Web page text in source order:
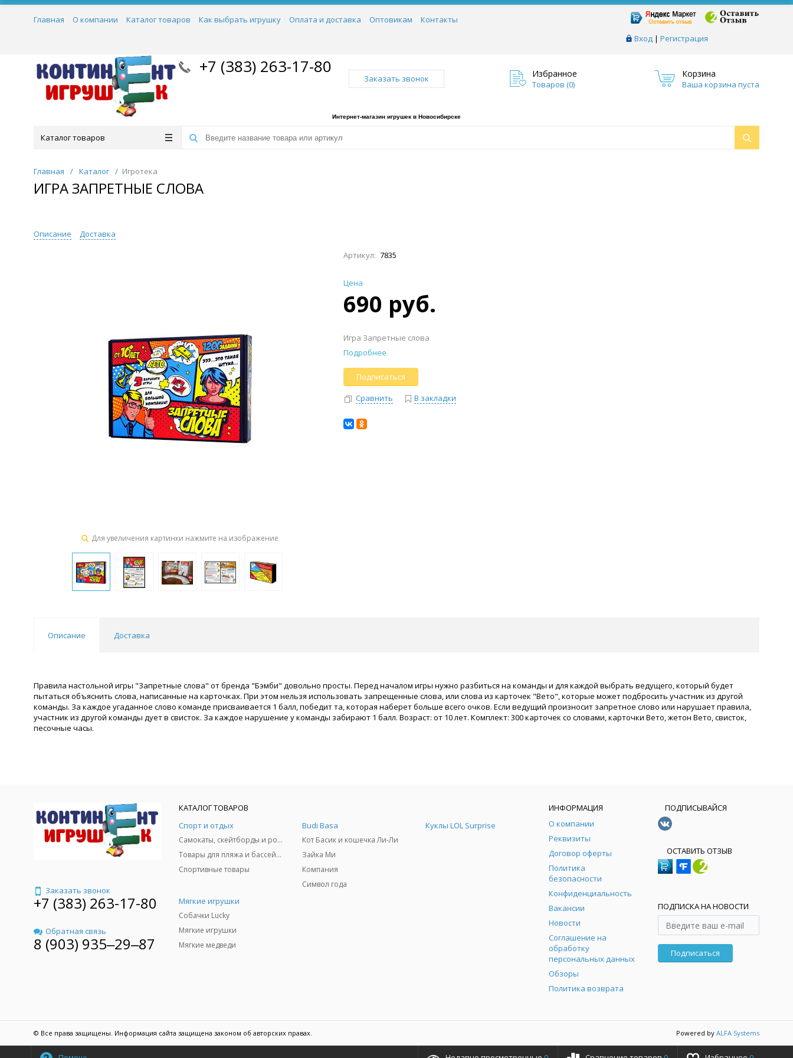
Вход | Регистрация
Главная О компании Каталог товаров Как выбрать игрушку Оплата и доставка Оптовикам Контакты
+7 (383) 263-17-80
Заказать звонок Избранное
Товаров (0)
Корзина
Ваша корзина пуста
Интернет-магазин игрушек в Новосибирске
Каталог товаров
Главная / Каталог / Игротека
ИГРА ЗАПРЕТНЫЕ СЛОВА
Описание Доставка
Для увеличения картинки нажмите на изображение
Артикул: 7835
Цена
690 руб.
Игра Запретные слова
Подробнее
Подписаться
Сравнить
В закладки
Описание Доставка
Правила настольной игры "Запретные слова" от бренда "Бэмби" довольно просты. Перед началом игры нужно разбиться на команды и для каждой выбрать ведущего, который будет
пытаться объяснить слова, написанные на карточках. При этом нельзя использовать запрещенные слова, или слова из карточек "Вето", которые может подбросить участник из другой
команды. За каждое угаданное слово команде присваивается 1 балл, победит та, которая наберет больше всего очков. Если ведущий произносит запретное слово или нарушает правила,
участник из другой команды дует в свисток. За каждое нарушение у команды забирают 1 балл. Возраст: от 10 лет. Комплект: 300 карточек со словами, карточки Вето, жетон Вето, свисток,
песочные часы.
Заказать звонок
+7 (383) 263-17-80
Обратная связь
8 (903) 935‒29‒87
КАТАЛОГ ТОВАРОВ
Спорт и отдых
Самокаты, скейтборды и ролики
Товары для пляжа и бассейны
Спортивные товары
Budi Basa
Кот Басик и кошечка Ли-Ли
Зайка Ми
Компания
Символ года
Куклы LOL Surprise
Мягкие игрушки
Собачки Lucky
Мягкие игрушки
Мягкие медведи
ИНФОРМАЦИЯ
О компании
Реквизиты
Договор оферты
Политика
безопасности
Конфиденциальность
Вакансии
Новости
Соглашение на
обработку
персональных данных
Обзоры
Политика возврата
ПОДПИСЫВАЙСЯ
ОСТАВИТЬ ОТЗЫВ
ПОДПИСКА НА НОВОСТИ
Подписаться
© Все права защищены. Информация сайта защищена законом об авторских правах. Powered by ALFA Systems